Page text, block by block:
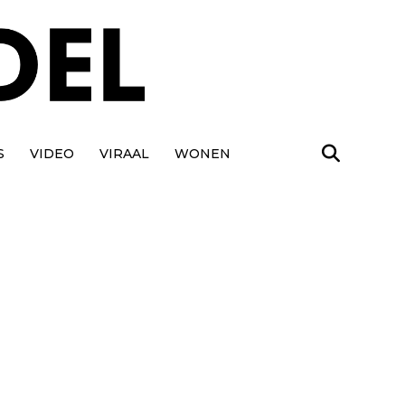
VIDEO VIRAAL WONEN